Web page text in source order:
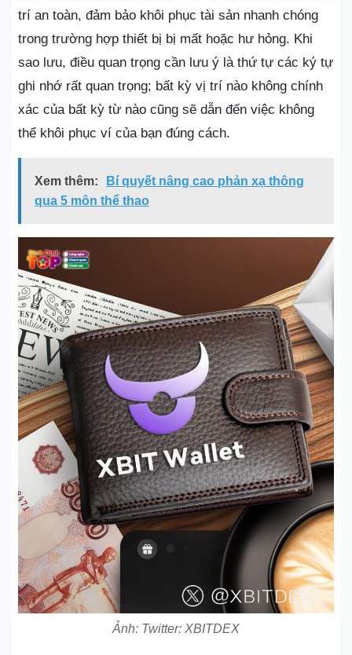
trí an toàn, đảm bảo khôi phục tài sản nhanh chóng
trong trường hợp thiết bị bị mất hoặc hư hỏng. Khi
sao lưu, điều quan trọng cần lưu ý là thứ tự các ký tự
ghi nhớ rất quan trọng; bất kỳ vị trí nào không chính
xác của bất kỳ từ nào cũng sẽ dẫn đến việc không
thể khôi phục ví của bạn đúng cách.
Xem thêm:
Bí quyết nâng cao phản xạ thông
qua 5 môn thể thao
Ảnh: Twitter: XBITDEX